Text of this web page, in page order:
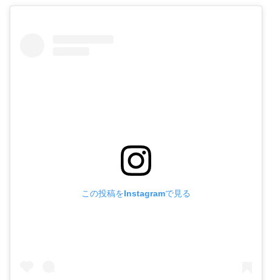
この投稿をInstagramで見る